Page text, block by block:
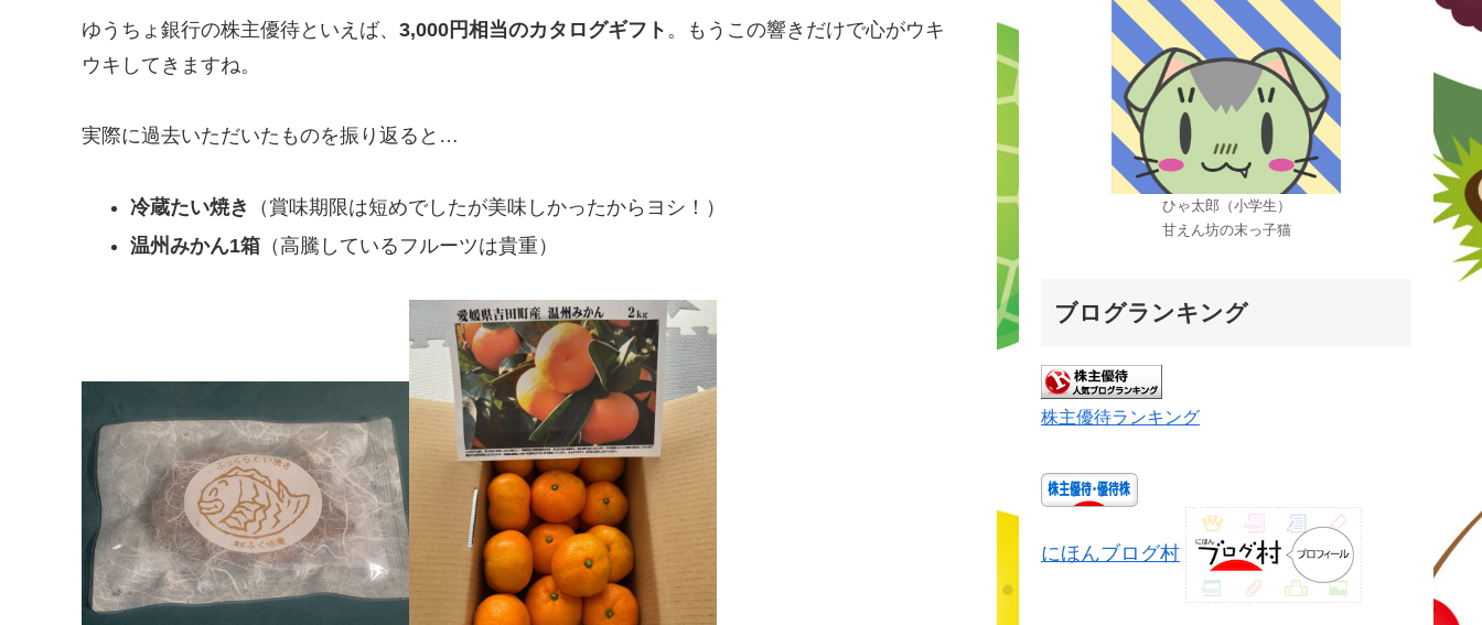
ゆうちょ銀行の株主優待といえば、 3,000円相当のカタログギフト 。もうこの響きだけで心がウキ
ウキしてきますね。
実際に過去いただいたものを振り返ると…
冷蔵たい焼き
（賞味期限は短めでしたが美味しかったからヨシ！）
温州みかん1箱（高騰しているフルーツは貴重）
ひゃ太郎（小学生）
甘えん坊の末っ子猫
ブログランキング
株主優待ランキング
にほんブログ村